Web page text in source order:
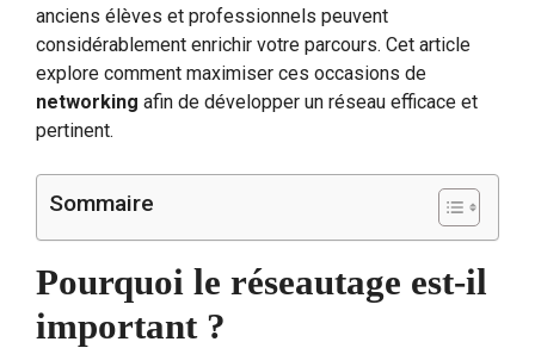
anciens élèves et professionnels peuvent
considérablement enrichir votre parcours. Cet article
explore comment maximiser ces occasions de
networking afin de développer un réseau efficace et
pertinent.
Sommaire
Pourquoi le réseautage est-il
important ?